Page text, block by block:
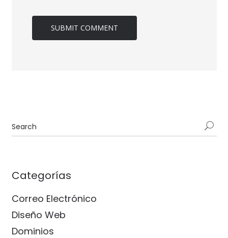
Categorías
Correo Electrónico
Diseño Web
Dominios